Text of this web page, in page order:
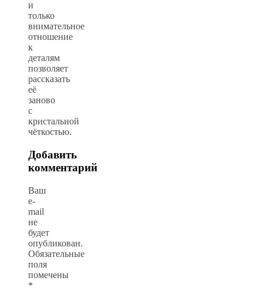
и
только
внимательное
отношение
к
деталям
позволяет
рассказать
её
заново
с
кристальной
чёткостью.
Добавить
комментарий
Ваш
e-
mail
не
будет
опубликован.
Обязательные
поля
помечены
*